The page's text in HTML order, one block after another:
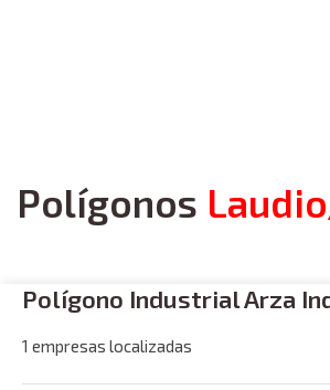
Polígonos
Polígono Industrial Arza
1 empresas localizadas